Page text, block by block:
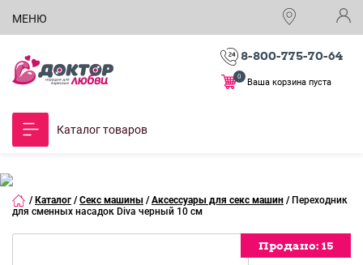
МЕНЮ
8-800-775-70-64
Ваша корзина пуста
0
Каталог товаров
/ Каталог / Секс машины / Аксессуары для секс машин / Переходник
для сменных насадок Diva черный 10 см
Продано: 15
Продано: 15